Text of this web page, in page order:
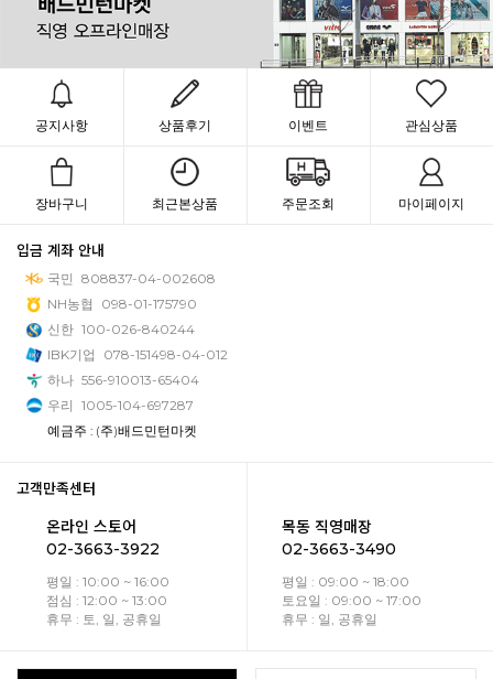
공지사항 상품후기 이벤트 관심상품
장바구니 최근본상품 주문조회 마이페이지
입금 계좌 안내
국민 808837-04-002608
NH농협
098-01-175790
신한 100-026-840244
IBK기업
078-151498-04-012
하나 556-910013-65404
우리 1005-104-697287
예금주 : (주)배드민턴마켓
고객만족센터
온라인 스토어
02-3663-3922
평일 : 10:00 ~ 16:00
점심 : 12:00 ~ 13:00
휴무 : 토, 일, 공휴일
목동 직영매장
02-3663-3490
평일 : 09:00 ~ 18:00
토요일 : 09:00 ~ 17:00
휴무 : 일, 공휴일